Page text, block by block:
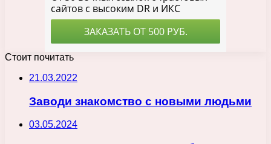
Стоит почитать
21.03.2022
Заводи знакомство с новыми людьми
03.05.2024